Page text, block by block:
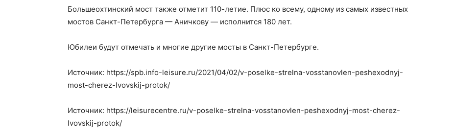
Большеохтинский мост также отметит 110-летие. Плюс ко всему, одному из самых известных
мостов Санкт-Петербурга — Аничкову — исполнится 180 лет.
Юбилеи будут отмечать и многие другие мосты в Санкт-Петербурге.
Источник: https://spb.info-leisure.ru/2021/04/02/v-poselke-strelna-vosstanovlen-peshexodnyj-
most-cherez-lvovskij-protok/
Источник: https://leisurecentre.ru/v-poselke-strelna-vosstanovlen-peshexodnyj-most-cherez-
lvovskij-protok/